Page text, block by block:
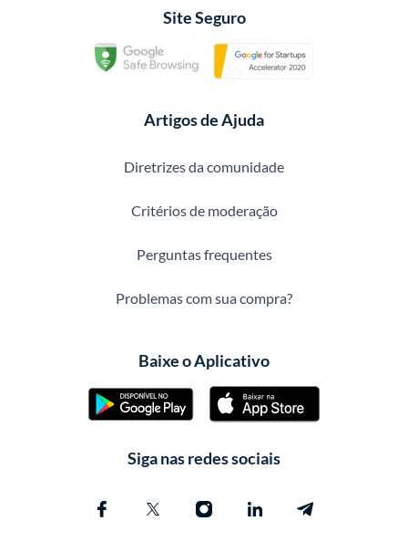
Site Seguro
Artigos de Ajuda
Diretrizes da comunidade
Critérios de moderação
Perguntas frequentes
Problemas com sua compra?
Baixe o Aplicativo
Siga nas redes sociais